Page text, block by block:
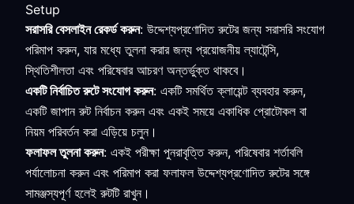
Setup
সরাসরি বেসলাইন রেকর্ড করুন: উদ্দেশ্যপ্রণোদিত রুটের জন্য সরাসরি সংযোগ
পরিমাপ করুন, যার মধ্যে তুলনা করার জন্য প্রয়োজনীয় ল্যাটেন্সি,
স্থিতিশীলতা এবং পরিষেবার আচরণ অন্তর্ভুক্ত থাকবে।
একটি নির্বাচিত রুটে সংযোগ করুন: একটি সমর্থিত ক্লায়েন্ট ব্যবহার করুন,
একটি জাপান রুট নির্বাচন করুন এবং একই সময়ে একাধিক প্রোটোকল বা
নিয়ম পরিবর্তন করা এড়িয়ে চলুন।
ফলাফল তুলনা করুন: একই পরীক্ষা পুনরাবৃত্তি করুন, পরিষেবার শর্তাবলি
পর্যালোচনা করুন এবং পরিমাপ করা ফলাফল উদ্দেশ্যপ্রণোদিত রুটের সঙ্গে
সামঞ্জস্যপূর্ণ হলেই রুটটি রাখুন।